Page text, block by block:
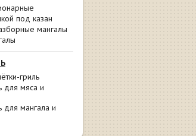
под казан
мангалы
гриль
для мяса и
для мангала и